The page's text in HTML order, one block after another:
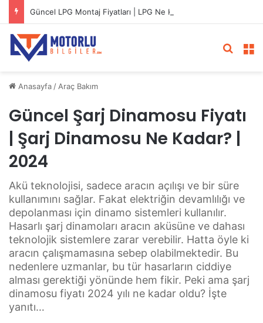
Güncel LPG Montaj Fiyatları | LPG Ne Kadara Takılır?
Anasayfa / Araç Bakım
Güncel Şarj Dinamosu Fiyatı
| Şarj Dinamosu Ne Kadar? |
2024
Akü teknolojisi, sadece aracın açılışı ve bir süre
kullanımını sağlar. Fakat elektriğin devamlılığı ve
depolanması için dinamo sistemleri kullanılır.
Hasarlı şarj dinamoları aracın aküsüne ve dahası
teknolojik sistemlere zarar verebilir. Hatta öyle ki
aracın çalışmamasına sebep olabilmektedir. Bu
nedenlere uzmanlar, bu tür hasarların ciddiye
alması gerektiği yönünde hem fikir. Peki ama şarj
dinamosu fiyatı 2024 yılı ne kadar oldu? İşte
yanıtı…